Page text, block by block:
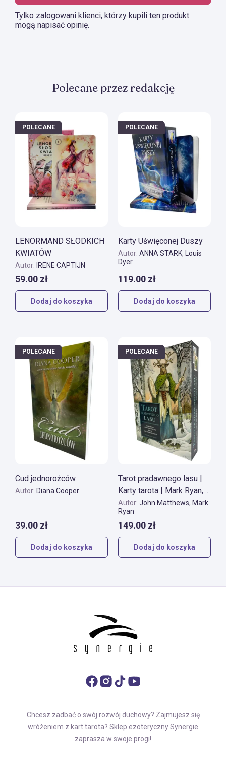
Dowiedz się więcej…
Tylko zalogowani klienci, którzy kupili ten produkt
mogą napisać opinię.
Polecane przez redakcję
POLECANE
Dodaj do koszyka
LENORMAND SŁODKICH
KWIATÓW
Autor: IRENE CAPTIJN
59.00 zł
POLECANE
Dodaj do koszyka
Karty Uświęconej Duszy
Autor: ANNA STARK, Louis
Dyer
119.00 zł
POLECANE
Dodaj do koszyka
Cud jednorożców
Autor: Diana Cooper
39.00 zł
POLECANE
Dodaj do koszyka
Tarot pradawnego lasu |
Karty tarota | Mark Ryan,
John Matthews
Autor: John Matthews, Mark
Ryan
149.00 zł
Chcesz zadbać o swój rozwój duchowy? Zajmujesz się
wróżeniem z kart tarota? Sklep ezoteryczny Synergie
zaprasza w swoje progi!